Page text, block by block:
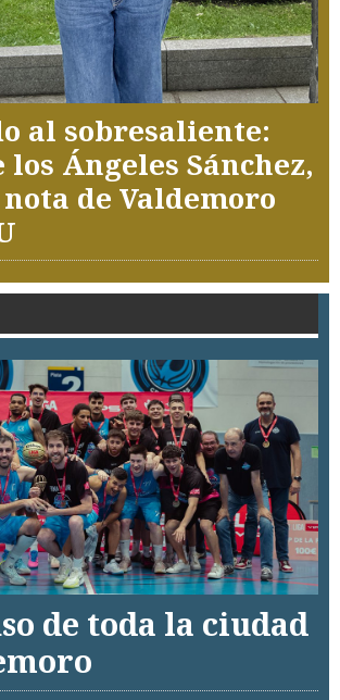
al sobresaliente:
Ángeles Sánchez,
de Valdemoro
de toda la ciudad